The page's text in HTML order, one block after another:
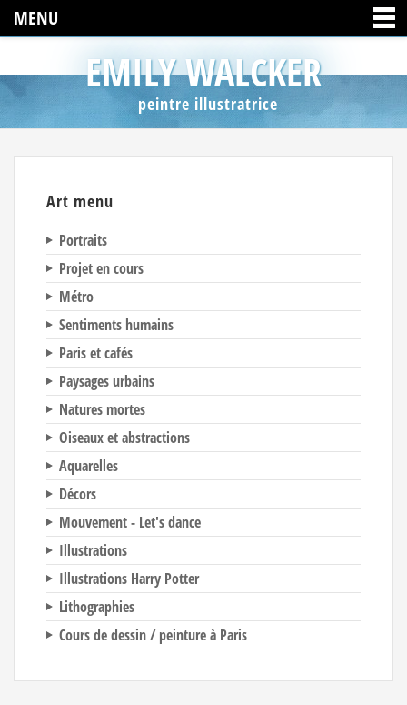
MENU
EMILY WALCKER
peintre illustratrice
Art menu
Portraits
Projet en cours
Métro
Sentiments humains
Paris et cafés
Paysages urbains
Natures mortes
Oiseaux et abstractions
Aquarelles
Décors
Mouvement - Let's dance
Illustrations
Illustrations Harry Potter
Lithographies
Cours de dessin / peinture à Paris